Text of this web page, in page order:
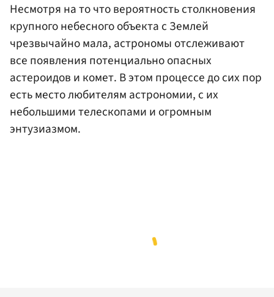
Несмотря на то что вероятность столкновения
крупного небесного объекта с Землей
чрезвычайно мала, астрономы отслеживают
все появления потенциально опасных
астероидов и комет. В этом процессе до сих пор
есть место любителям астрономии, с их
небольшими телескопами и огромным
энтузиазмом.